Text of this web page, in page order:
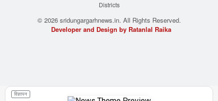
Districts
© 2026 sridungargarhnews.in. All Rights Reserved.
Developer and Design by Ratanlal Raika
विज्ञापन